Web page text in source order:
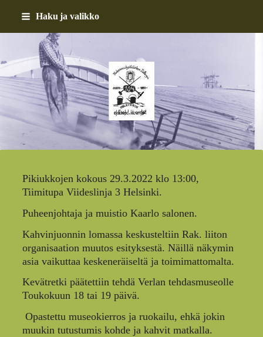
Siirry
sisältöön
Haku ja valikko
Helsingin asfalttimiehet
Pikiukkojen kokous 29.3.2022 klo 13:00,
Tiimitupa Viideslinja 3 Helsinki.
Puheenjohtaja ja muistio Kaarlo salonen.
Kahvinjuonnin lomassa keskusteltiin Rak. liiton
organisaation muutos esityksestä. Näillä näkymin
asia vaikuttaa keskeneräiseltä ja toimimattomalta.
Kevätretki päätettiin tehdä Verlan tehdasmuseolle
Toukokuun 18 tai 19 päivä.
Opastettu museokierros ja ruokailu, ehkä jokin
muukin tutustumis kohde ja kahvit matkalla.